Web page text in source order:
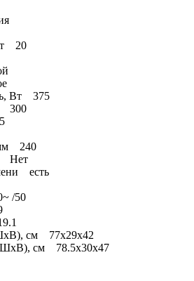
20
Вт 375
300
мм 240
Нет
есть
/50
см 77х29х42
см 78.5х30х47